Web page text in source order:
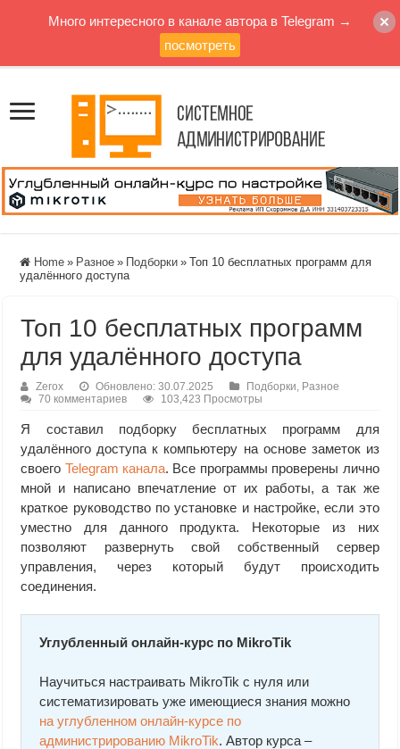
Home » Разное » Подборки » Топ 10 бесплатных программ для
удалённого доступа
Топ 10 бесплатных программ
для удалённого доступа
Zerox Обновлено: 30.07.2025 Подборки, Разное
70 комментариев
103,423 Просмотры
Я составил подборку бесплатных программ для
удалённого доступа к компьютеру на основе заметок из
своего Telegram канала. Все программы проверены лично
мной и написано впечатление от их работы, а так же
краткое руководство по установке и настройке, если это
уместно для данного продукта. Некоторые из них
позволяют развернуть свой собственный сервер
управления, через который будут происходить
соединения.
Углубленный онлайн-курс по MikroTik
Научиться настраивать MikroTik с нуля или
систематизировать уже имеющиеся знания можно
на углубленном онлайн-курcе по
администрированию MikroTik. Автор курcа –
Много интересного в канале автора в Telegram →
посмотреть